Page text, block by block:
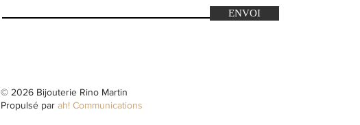
ENVOI
© 2026 Bijouterie Rino Martin
Propulsé par ah! Communications